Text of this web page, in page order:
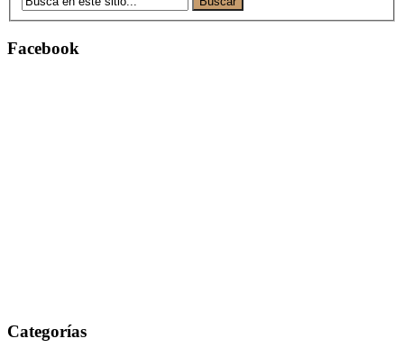
Facebook
Categorías